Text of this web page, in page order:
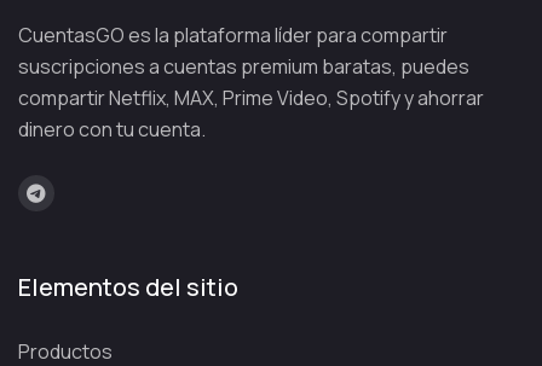
CuentasGO es la plataforma líder para compartir
suscripciones a cuentas premium baratas, puedes
compartir Netflix, MAX, Prime Video, Spotify y ahorrar
dinero con tu cuenta.
Elementos del sitio
Productos